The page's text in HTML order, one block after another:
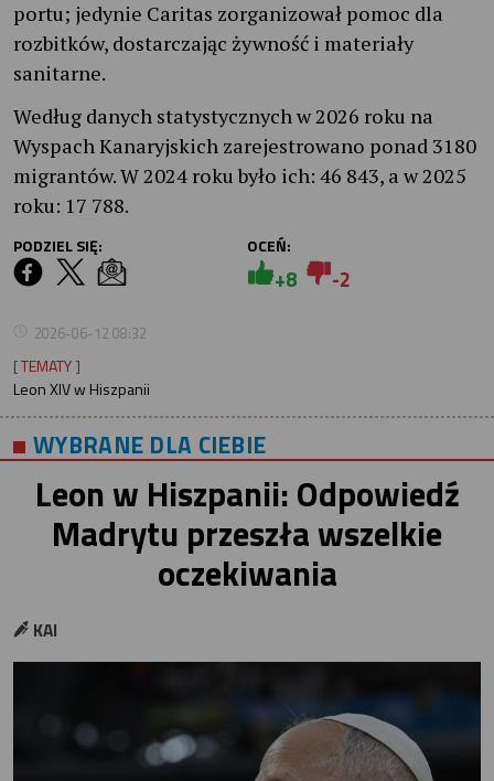
portu; jedynie Caritas zorganizował pomoc dla
rozbitków, dostarczając żywność i materiały
sanitarne.
Według danych statystycznych w 2026 roku na
Wyspach Kanaryjskich zarejestrowano ponad 3180
migrantów. W 2024 roku było ich: 46 843, a w 2025
roku: 17 788.
PODZIEL SIĘ: OCEŃ:
+8 -2
2026-06-12 08:32
[ TEMATY ]
Leon XIV w Hiszpanii
WYBRANE DLA CIEBIE
Leon w Hiszpanii: Odpowiedź
Madrytu przeszła wszelkie
oczekiwania
KAI